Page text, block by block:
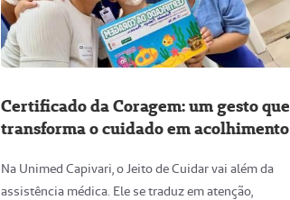
Certificado da Coragem: um gesto que
transforma o cuidado em acolhimento
Na Unimed Capivari, o Jeito de Cuidar vai além da
assistência médica. Ele se traduz em atenção,